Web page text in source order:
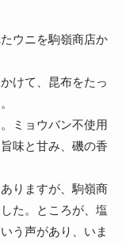
ウニを駒嶺商店か
けて、昆布をたっ
ミョウバン不使用
味と甘み、磯の香
りますが、駒嶺商
た。ところが、塩
う声があり、いま